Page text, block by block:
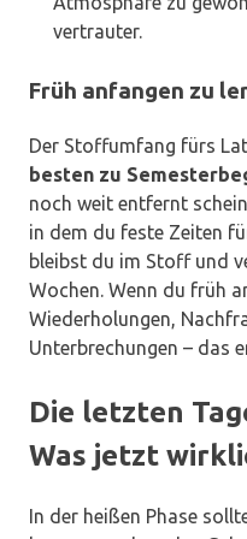
vertrauter.
Früh anfangen zu
Der Stoffumfang fürs
besten zu
noch weit entfernt
in dem du feste Zeiten
bleibst du im Stoff und
Wochen. Wenn du früh
Wiederholungen,
Unterbrechungen – das
Die letzten
Was jetzt
In der heißen Phase